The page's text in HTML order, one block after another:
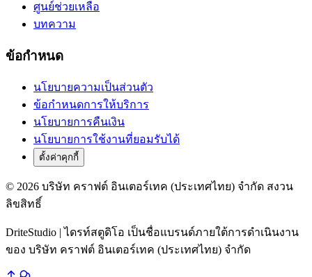
ศูนย์ช่วยเหลือ
บทความ
ข้อกำหนด
นโยบายความเป็นส่วนตัว
ข้อกำหนดการให้บริการ
นโยบายการคืนเงิน
นโยบายการใช้งานที่ยอมรับได้
ตั้งค่าคุกกี้
© 2026 บริษัท คราฟต์ อินเตอร์เทค (ประเทศไทย) จำกัด สงวน
ลิขสิทธิ์
DriteStudio | ไดรท์สตูดิโอ เป็นชื่อแบรนด์ภายใต้การดำเนินงาน
ของ บริษัท คราฟต์ อินเตอร์เทค (ประเทศไทย) จำกัด